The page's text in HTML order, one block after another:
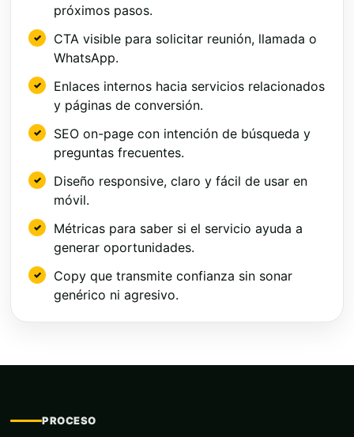
próximos pasos.
CTA visible para solicitar reunión, llamada o
WhatsApp.
Enlaces internos hacia servicios relacionados
y páginas de conversión.
SEO on-page con intención de búsqueda y
preguntas frecuentes.
Diseño responsive, claro y fácil de usar en
móvil.
Métricas para saber si el servicio ayuda a
generar oportunidades.
Copy que transmite confianza sin sonar
genérico ni agresivo.
PROCESO